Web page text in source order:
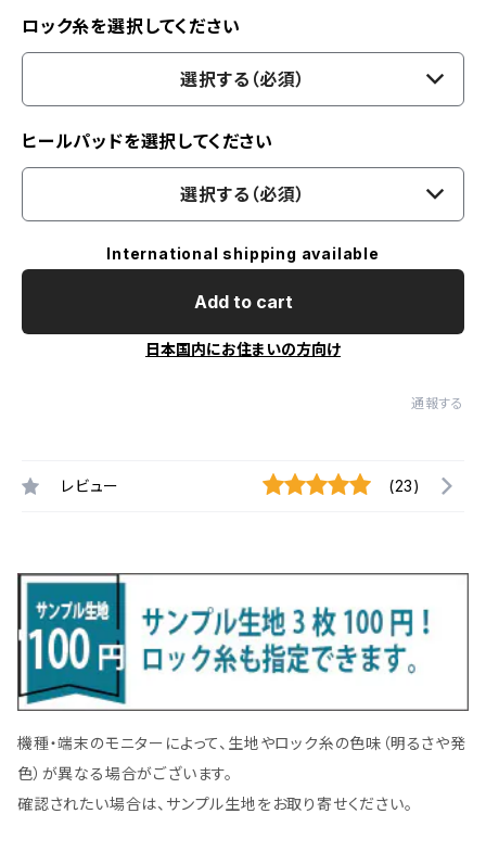
ロック糸を選択してください
選択する（必須）
ヒールパッドを選択してください
選択する（必須）
International shipping available
Add to cart
日本国内にお住まいの方向け
通報する
レビュー (23)
機種・端末のモニターによって、生地やロック糸の色味（明るさや発
色）が異なる場合がございます。
確認されたい場合は、サンプル生地をお取り寄せください。